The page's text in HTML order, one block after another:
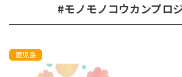
#モノモノコウカンプロ
鹿児島